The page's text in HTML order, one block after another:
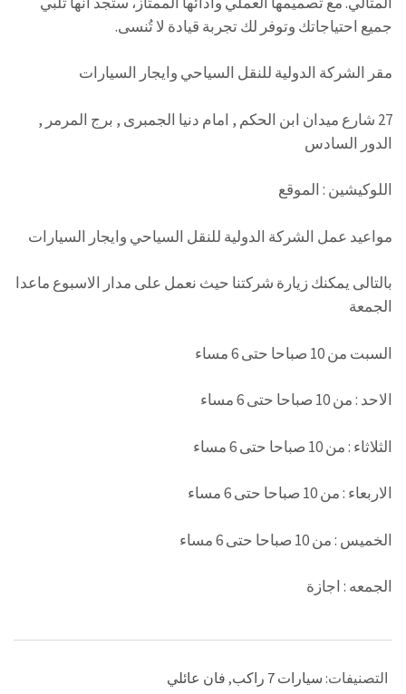
جميع احتياجاتك وتوفر لك تجربة قيادة لا تُنسى.
مقر الشركة الدولية للنقل السياحي وايجار السيارات
27 شارع ميدان ابن الحكم , امام دنيا الجمبرى , برج المرمر ,
الدور السادس
اللوكيشين : الموقع
مواعيد عمل الشركة الدولية للنقل السياحي وايجار السيارات
بالتالى يمكنك زيارة شركتنا حيث نعمل على مدار الاسبوع ماعدا
الجمعة
السبت من 10 صباحا حتى 6 مساء
الاحد : من 10 صباحا حتى 6 مساء
الثلاثاء : من 10 صباحا حتى 6 مساء
الاربعاء : من 10 صباحا حتى 6 مساء
الخميس : من 10 صباحا حتى 6 مساء
الجمعه : اجازة
التصنيفات: سيارات 7 راكب , فان عائلي